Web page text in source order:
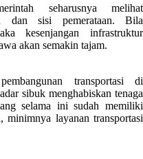
seharusnya melihat
dan sisi pemerataan. Bila
kesenjangan infrastruktur
akan semakin tajam.
transportasi di
sibuk menghabiskan tenaga
selama ini sudah memiliki
minimnya layanan transportasi